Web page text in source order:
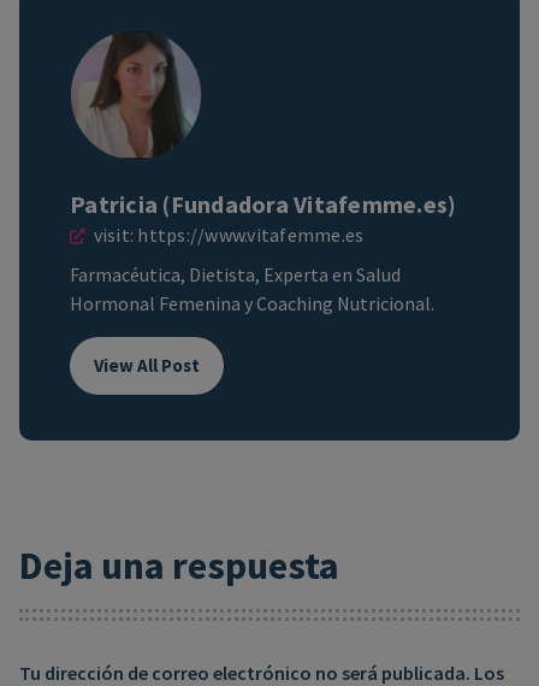
Patricia (Fundadora Vitafemme.es)
visit: https://www.vitafemme.es
Farmacéutica, Dietista, Experta en Salud
Hormonal Femenina y Coaching Nutricional.
View All Post
Deja una respuesta
Tu dirección de correo electrónico no será publicada. Los